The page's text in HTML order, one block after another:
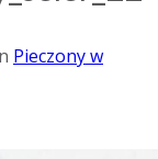
Pieczony w